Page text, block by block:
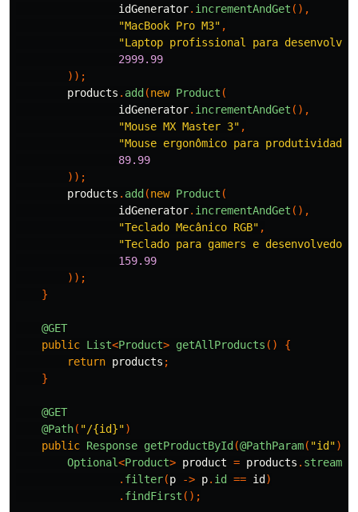
idGenerator. incrementAndGet (),
"MacBook Pro M3" ,
"Laptop profissional para
2999.99
));
products . add (new Product (
idGenerator. incrementAndGet (),
"Mouse MX Master 3" ,
"Mouse ergonômico para produtividade"
89.99
));
products . add (new Product (
idGenerator. incrementAndGet (),
"Teclado Mecânico RGB" ,
"Teclado para gamers e
159.99
));
}
@GET
public List<Product> getAllProducts ()
{
return products ;
}
@GET
@Path( "/{id}")
public Response getProductById (@PathParam( "id")
Optional<Product> product = products . stream
. filter(p -> p. id == id )
. findFirst ();